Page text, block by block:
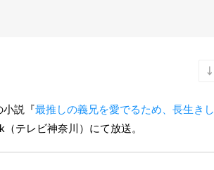
小説『最推しの義兄を愛でるため、長生きし
テレビ神奈川）にて放送。